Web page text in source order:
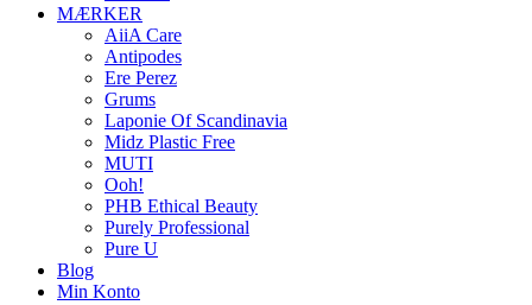
MÆRKER
AiiA Care
Antipodes
Ere Perez
Grums
Laponie Of Scandinavia
Midz Plastic Free
MUTI
Ooh!
PHB Ethical Beauty
Purely Professional
Pure U
Blog
Min Konto